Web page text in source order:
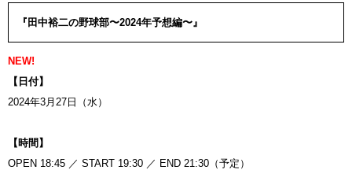
『田中裕二の野球部〜2024年予想編〜』
NEW!
【日付】
2024年3月27日（水）
【時間】
OPEN 18:45 ／ START 19:30 ／ END 21:30（予定）